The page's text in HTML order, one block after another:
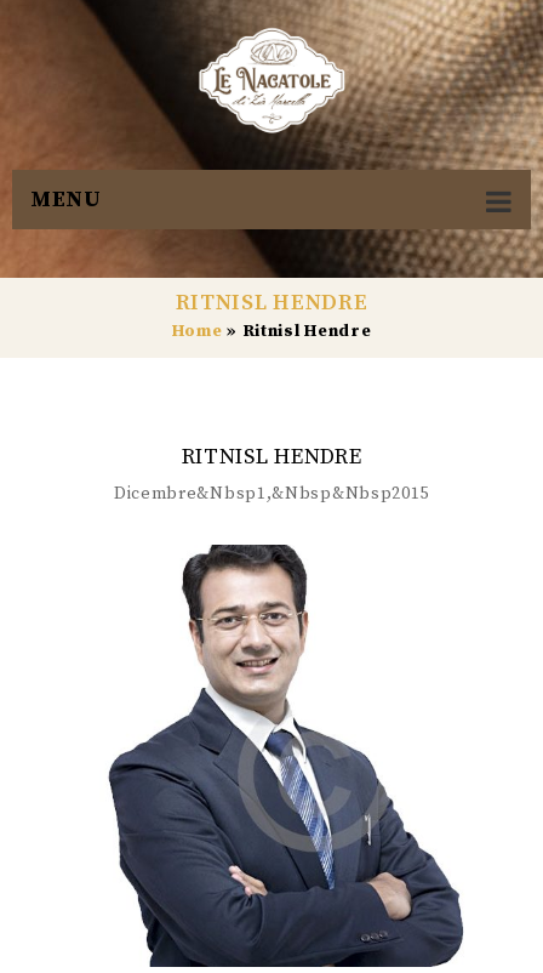
MENU
RITNISL HENDRE
Home » Ritnisl Hendre
RITNISL HENDRE
Dicembre&nbsp1,&nbsp&nbsp2015